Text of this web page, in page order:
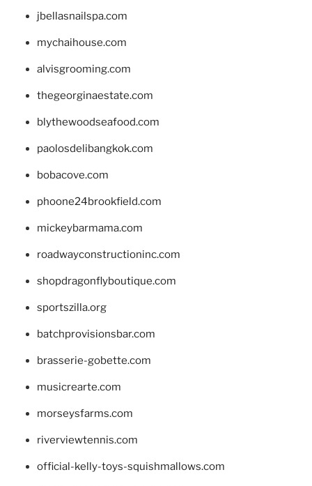
jbellasnailspa.com
mychaihouse.com
alvisgrooming.com
thegeorginaestate.com
blythewoodseafood.com
paolosdelibangkok.com
bobacove.com
phoone24brookfield.com
mickeybarmama.com
roadwayconstructioninc.com
shopdragonflyboutique.com
sportszilla.org
batchprovisionsbar.com
brasserie-gobette.com
musicrearte.com
morseysfarms.com
riverviewtennis.com
official-kelly-toys-squishmallows.com